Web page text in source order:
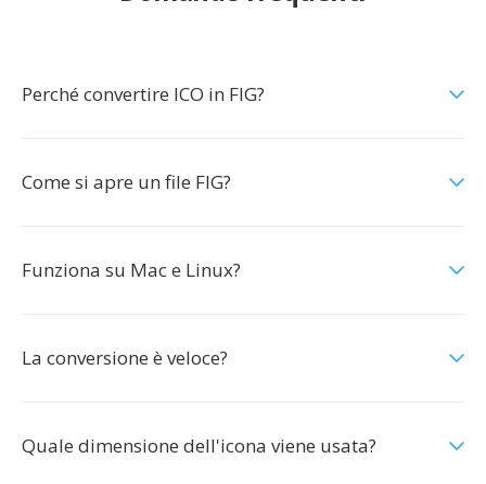
Perché convertire ICO in FIG?
Come si apre un file FIG?
Funziona su Mac e Linux?
La conversione è veloce?
Quale dimensione dell'icona viene usata?